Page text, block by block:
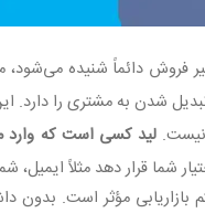
فروش دائماً شنیده
شدن به مشتری را دارد.
نیست. لید کسی است که وارد
شما قرار دهد مثلاً
مؤثر است. بدون